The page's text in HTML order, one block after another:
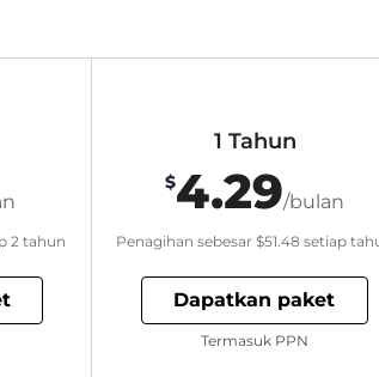
2 tahun
1 Tahun
$4.29/bulan
Penagihan sebesar $51.48 setiap
Dapatkan paket
Termasuk PPN